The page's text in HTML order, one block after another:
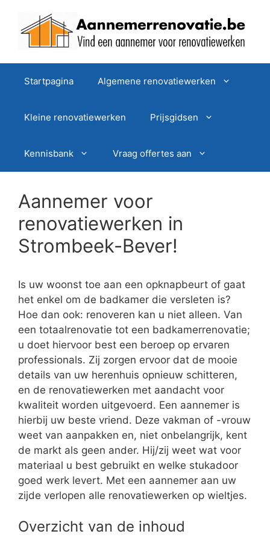
Startpagina Algemene renovatiewerken
Kleine renovatiewerken Prijsgidsen
Kennisbank Vraag offertes aan
Aannemer voor
renovatiewerken in
Strombeek-Bever!
Is uw woonst toe aan een opknapbeurt of gaat
het enkel om de badkamer die versleten is?
Hoe dan ook: renoveren kan u niet alleen. Van
een totaalrenovatie tot een badkamerrenovatie;
u doet hiervoor best een beroep op ervaren
professionals. Zij zorgen ervoor dat de mooie
details van uw herenhuis opnieuw schitteren,
en de renovatiewerken met aandacht voor
kwaliteit worden uitgevoerd. Een aannemer is
hierbij uw beste vriend. Deze vakman of -vrouw
weet van aanpakken en, niet onbelangrijk, kent
de markt als geen ander. Hij/zij weet wat voor
materiaal u best gebruikt en welke stukadoor
goed werk levert. Met een aannemer aan uw
zijde verlopen alle renovatiewerken op wieltjes.
Overzicht van de inhoud